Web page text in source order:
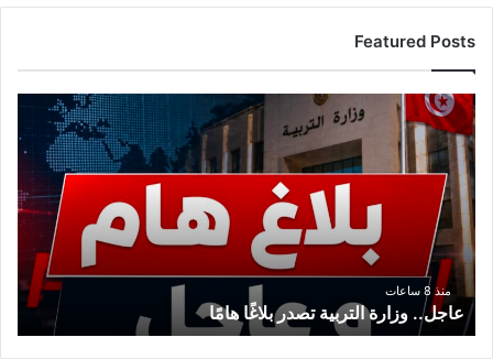
Featured Posts
عاجل..
وزارة
التربية
تصدر
بلاغًا
هامًا
منذ 8 ساعات
عاجل.. وزارة التربية تصدر بلاغًا هامًا